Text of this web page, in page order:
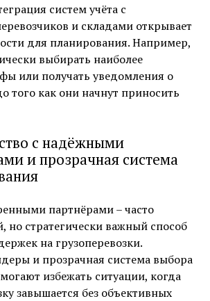
систем учёта с
и складами открывает
для планирования. Например,
выбирать наиболее
или получать уведомления о
того как они начнут приносить
с надёжными
и прозрачная система
партнёрами – часто
но стратегически важный способ
на грузоперевозки.
и прозрачная система выбора
избежать ситуации, когда
завышается без объективных